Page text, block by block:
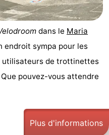
dans le Maria
endroit sympa pour les
utilisateurs de trottinettes
pouvez-vous attendre
Plus d'informations